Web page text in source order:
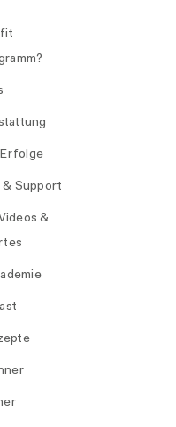
& Support
&